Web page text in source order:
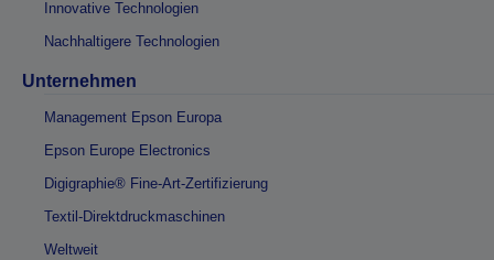
Innovative Technologien
Nachhaltigere Technologien
Unternehmen
Management Epson Europa
Epson Europe Electronics
Digigraphie® Fine-Art-Zertifizierung
Textil-Direktdruckmaschinen
Weltweit